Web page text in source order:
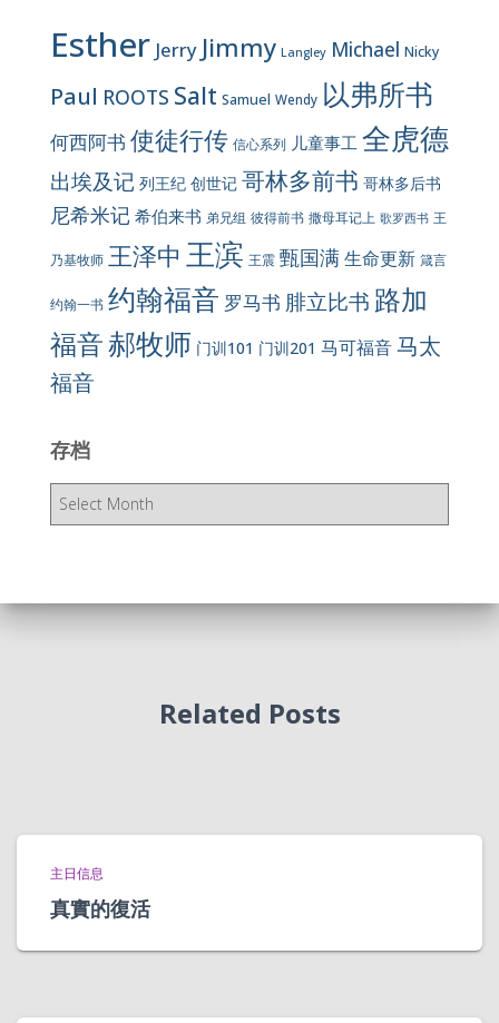
Esther Jerry Jimmy Langley Michael Nicky
Paul ROOTS Salt Samuel Wendy 以弗所书
何西阿书 使徒行传 信心系列 儿童事工 全虎德
出埃及记 列王纪 创世记 哥林多前书 哥林多后书
尼希米记 希伯来书 弟兄组 彼得前书 撒母耳记上 歌罗西书 王
乃基牧师 王泽中 王滨 王震 甄国满生命更新 箴言
约翰一书 约翰福音 罗马书 腓立比书 路加
福音郝牧师 门训101 门训201 马可福音马太
福音
存档
存
Related Posts
主日信息
真實的復活